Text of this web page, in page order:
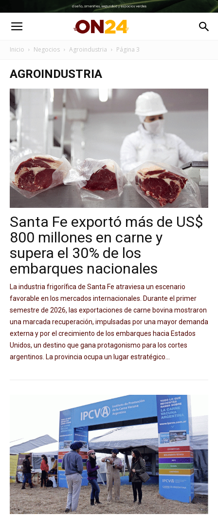
Inicio Negocios Agroindustria Página 3
AGROINDUSTRIA
Santa Fe exportó más de US$
800 millones en carne y
supera el 30% de los
embarques nacionales
La industria frigorífica de Santa Fe atraviesa un escenario
favorable en los mercados internacionales. Durante el primer
semestre de 2026, las exportaciones de carne bovina mostraron
una marcada recuperación, impulsadas por una mayor demanda
externa y por el crecimiento de los embarques hacia Estados
Unidos, un destino que gana protagonismo para los cortes
argentinos. La provincia ocupa un lugar estratégico...